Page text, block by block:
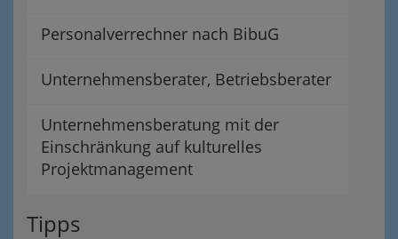
Personalverrechner nach BibuG
Unternehmensberater, Betriebsberater
Unternehmensberatung mit der
Einschränkung auf kulturelles
Projektmanagement
Tipps